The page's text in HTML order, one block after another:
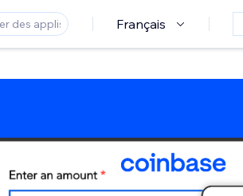
Français